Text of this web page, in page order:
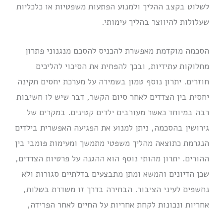
לשלוט בקצב ההליך ולמנוע הפתעות משפטיות או כלכליות
שעלולות להיווצר בהליך עימותי.
הסכמה מוקדמת מאפשרת להכניס להסכם מנגנוני פתרון
מחלוקות עתידיות, ובכך להפחית את הסיכוי להליכים
חוזרים. יתרון נוסף טמון בשמירה על מערכת יחסים תקינה
יחסית בין הצדדים לאחר סיום הקשר, דבר שיש לו חשיבות
רבה במיוחד כאשר מעורבים ילדים קטינים. במקרים של
גירושין בהסכמה, ניתן למנוע את הפגיעה האפשרית בילדים
הנגרמת כתוצאה מהליך משפטי מתמשך ומעימות פומבי בין
ההורים. יתרון מהותי נוסף הוא ההגנה על פרטיות הצדדים,
שכן הדיונים והמשא ומתן מתבצעים בדלתיים סגורות ולא
נחשפים לעיני הציבור. הבחירה בדרך זו משדרת בשלות,
אחריות ונכונות לקחת אחריות על החיים לאחר הפרידה,